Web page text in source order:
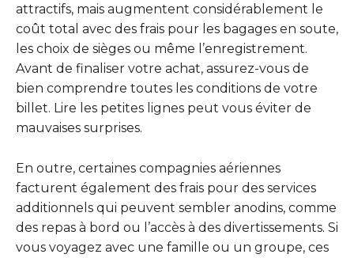
attractifs, mais augmentent considérablement le
coût total avec des frais pour les bagages en soute,
les choix de sièges ou même l’enregistrement.
Avant de finaliser votre achat, assurez-vous de
bien comprendre toutes les conditions de votre
billet. Lire les petites lignes peut vous éviter de
mauvaises surprises.
En outre, certaines compagnies aériennes
facturent également des frais pour des services
additionnels qui peuvent sembler anodins, comme
des repas à bord ou l’accès à des divertissements. Si
vous voyagez avec une famille ou un groupe, ces